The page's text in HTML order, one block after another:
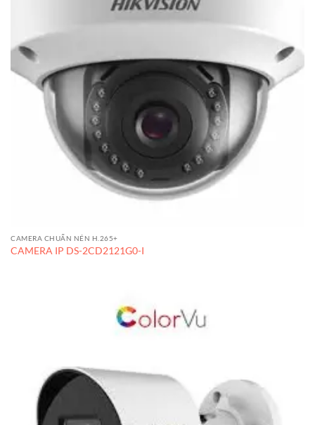
CAMERA CHUẨN NÉN H.265+
CAMERA IP DS-2CD2121G0-I